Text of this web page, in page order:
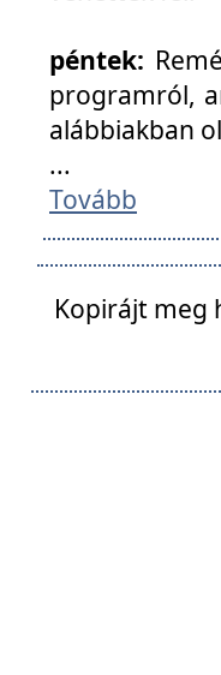
péntek:
programról,
alábbiakban
...
Tovább
Kopirájt meg